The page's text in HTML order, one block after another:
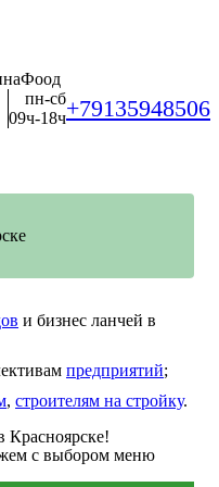
пн-сб
09ч-18ч+79135948506
и бизнес ланчей в
предприятий;
, строителям на стройку.
с выбором меню